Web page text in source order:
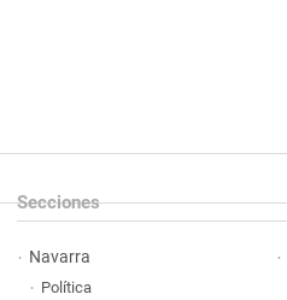
Secciones
Navarra
Política